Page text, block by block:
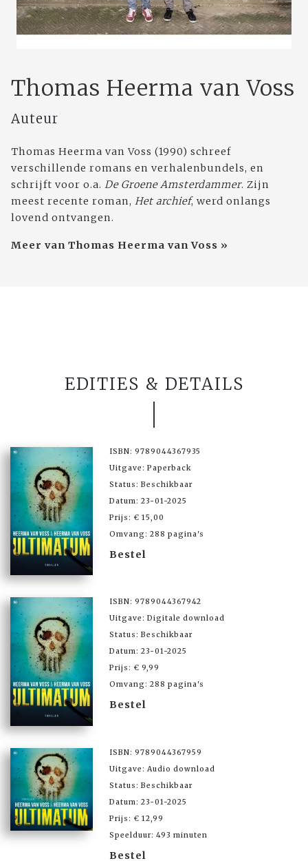
Thomas Heerma van Voss
Auteur
Thomas Heerma van Voss (1990) schreef
verschillende romans en verhalenbundels, en
schrijft voor o.a. De Groene Amsterdammer. Zijn
meest recente roman, Het archief, werd onlangs
lovend ontvangen.
Meer van Thomas Heerma van Voss »
EDITIES & DETAILS
ISBN: 9789044367935
Uitgave: Paperback
Status: Beschikbaar
Datum: 23-01-2025
Prijs: € 15,00
Omvang: 288 pagina's
Bestel
ISBN: 9789044367942
Uitgave: Digitale download
Status: Beschikbaar
Datum: 23-01-2025
Prijs: € 9,99
Omvang: 288 pagina's
Bestel
ISBN: 9789044367959
Uitgave: Audio download
Status: Beschikbaar
Datum: 23-01-2025
Prijs: € 12,99
Speelduur: 493 minuten
Bestel